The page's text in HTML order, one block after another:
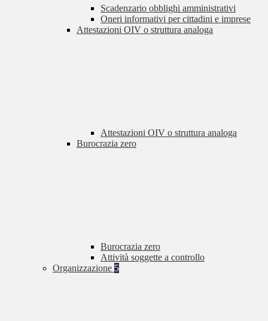
Scadenzario obblighi amministrativi
Oneri informativi per cittadini e imprese
Attestazioni OIV o struttura analoga
Attestazioni OIV o struttura analoga
Burocrazia zero
Burocrazia zero
Attività soggette a controllo
Organizzazione 5